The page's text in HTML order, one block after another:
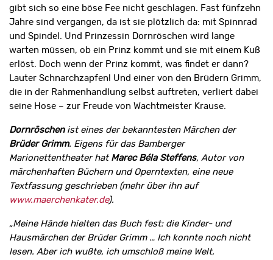
gibt sich so eine böse Fee nicht geschlagen. Fast fünfzehn
Jahre sind vergangen, da ist sie plötzlich da: mit Spinnrad
und Spindel. Und Prinzessin Dornröschen wird lange
warten müssen, ob ein Prinz kommt und sie mit einem Kuß
erlöst. Doch wenn der Prinz kommt, was findet er dann?
Lauter Schnarchzapfen! Und einer von den Brüdern Grimm,
die in der Rahmenhandlung selbst auftreten, verliert dabei
seine Hose – zur Freude von Wachtmeister Krause.
Dornröschenist eines der bekanntesten Märchen der
Brüder Grimm. Eigens für das Bamberger
Marionettentheater hat Marec Béla Steffens, Autor von
märchenhaften Büchern und Operntexten, eine neue
Textfassung geschrieben (mehr über ihn auf
www.maerchenkater.de).
„Meine Hände hielten das Buch fest: die Kinder- und
Hausmärchen der Brüder Grimm … Ich konnte noch nicht
lesen. Aber ich wußte, ich umschloß meine Welt,